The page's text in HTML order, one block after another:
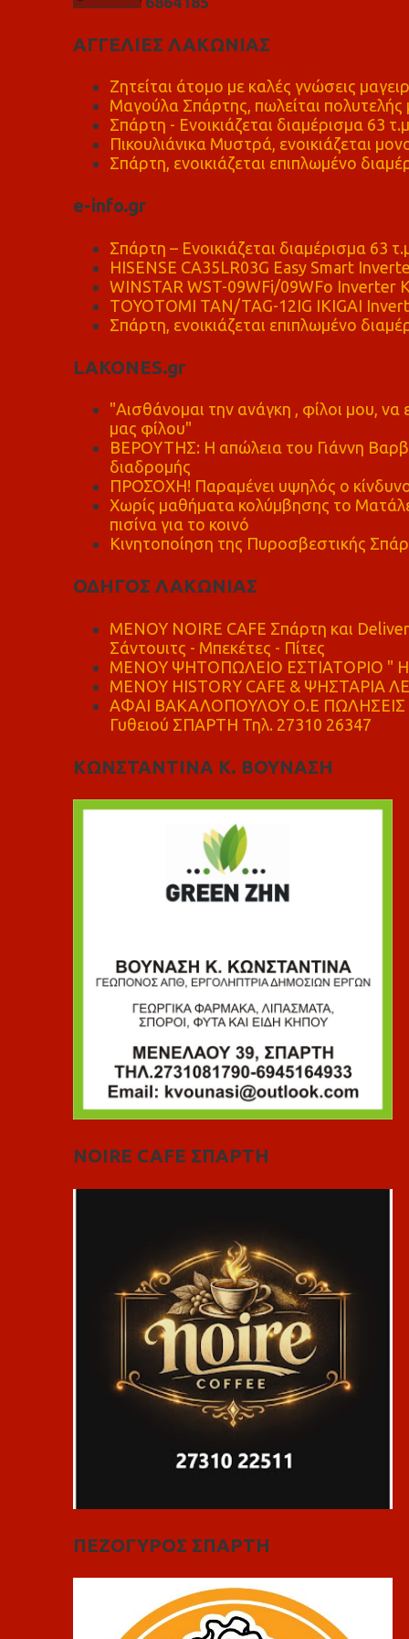
ΑΓΓΕΛΙΕΣ ΛΑΚΩΝΙΑΣ
Ζητείται άτομο με καλές γνώσεις
Μαγούλα Σπάρτης, πωλείται πολυτελής
Σπάρτη - Ενοικιάζεται διαμέρισμα 63 τ.μ
Πικουλιάνικα Μυστρά, ενοικιάζεται
Σπάρτη, ενοικιάζεται επιπλωμένο
e-info.gr
Σπάρτη – Ενοικιάζεται διαμέρισμα 63
HISENSE CA35LR03G Easy Smart
WINSTAR WST-09WFi/09WFo Inverter
TOYOTOMI TAN/TAG-12IG IKIGAI
Σπάρτη, ενοικιάζεται επιπλωμένο
LAKONES.gr
"Αισθάνομαι την ανάγκη , φίλοι μου,
μας φίλου"
ΒΕΡΟΥΤΗΣ: Η απώλεια του Γιάννη
διαδρομής
ΠΡΟΣΟΧΗ! Παραμένει υψηλός ο
Χωρίς μαθήματα κολύμβησης το
πισίνα για το κοινό
Κινητοποίηση της Πυροσβεστικής
ΟΔΗΓΟΣ ΛΑΚΩΝΙΑΣ
MENOY NOIRE CAFE Σπάρτη και
Σάντουιτς - Μπεκέτες - Πίτες
ΜΕΝΟΥ ΨΗΤΟΠΩΛΕΙΟ ΕΣΤΙΑΤΟΡΙΟ "
ΜΕΝΟΥ HISTORY CAFE & ΨΗΣΤΑΡΙΑ
ΑΦΑΙ ΒΑΚΑΛΟΠΟΥΛΟΥ Ο.Ε ΠΩΛΗΣΕΙΣ
Γυθειού ΣΠΑΡΤΗ Τηλ. 27310 26347
ΚΩΝΣΤΑΝΤΙΝΑ Κ. ΒΟΥΝΑΣΗ
NOIRE CAFE ΣΠΑΡΤΗ
ΠΕΖΟΓΥΡΟΣ ΣΠΑΡΤΗ